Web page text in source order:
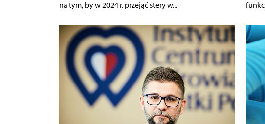
na tym, by w 2024 r. przejąć stery w...